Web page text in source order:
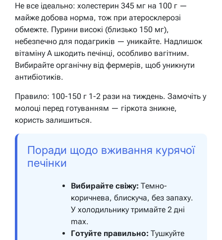
Не все ідеально: холестерин 345 мг на 100 г —
майже добова норма, тож при атеросклерозі
обмежте. Пурини високі (близько 150 мг),
небезпечно для подагриків — уникайте. Надлишок
вітаміну A шкодить печінці, особливо вагітним.
Вибирайте органічну від фермерів, щоб уникнути
антибіотиків.
Правило: 100-150 г 1-2 рази на тиждень. Замочіть у
молоці перед готуванням — гіркота зникне,
користь залишиться.
Поради щодо вживання курячої
печінки
Вибирайте свіжу: Темно-
коричнева, блискуча, без запаху.
У холодильнику тримайте 2 дні
max.
Готуйте правильно: Тушкуйте